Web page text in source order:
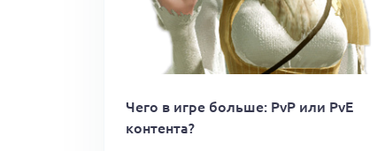
Чего в игре больше: PvP или PvE
контента?